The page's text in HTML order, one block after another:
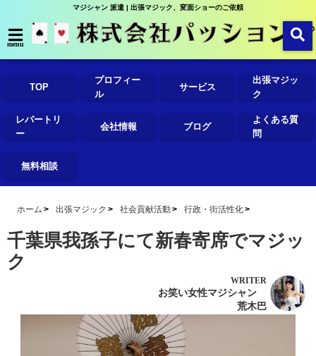
マジシャン 派遣 | 出張マジック、変面ショーのご依頼
menu
TOP
プロフィー
ル
サービス
出張マジッ
ク
レパートリ
ー
会社情報 ブログ
よくある質
問
無料相談
ホーム 出張マジック 社会貢献活動 行政・街活性化
千葉県我孫子にて新春寄席でマジッ
ク
WRITER
お笑い女性マジシャン
荒木巴